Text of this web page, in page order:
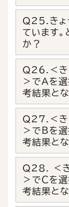
Q25.きょ
ています
か？
Q26.＜き
＞でＡを
考結果と
Q27.＜き
＞でＢを
考結果と
Q28. ＜き
＞でＣを
考結果と